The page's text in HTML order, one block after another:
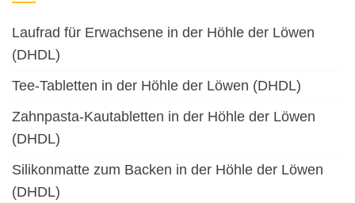
Laufrad für Erwachsene in der Höhle der Löwen
(DHDL)
Tee-Tabletten in der Höhle der Löwen (DHDL)
Zahnpasta-Kautabletten in der Höhle der Löwen
(DHDL)
Silikonmatte zum Backen in der Höhle der Löwen
(DHDL)